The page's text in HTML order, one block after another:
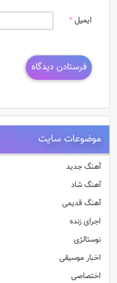
ایمیل*
موضوعات سایت
آهنگ جدید
آهنگ شاد
آهنگ قدیمی
اجرای زنده
نوستالژی
اخبار موسیقی
اختصاصی